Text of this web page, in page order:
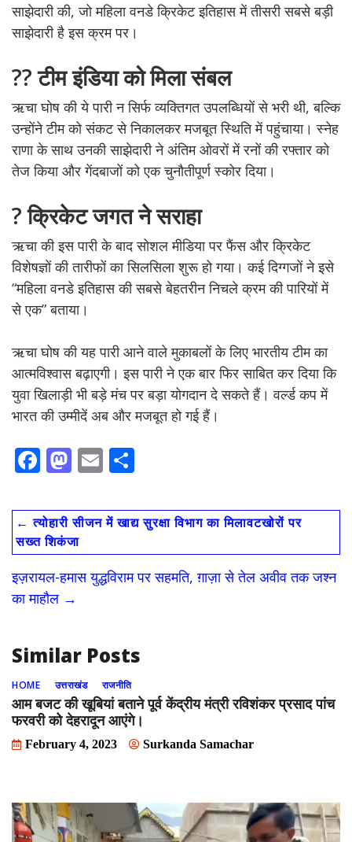
साझेदारी की, जो महिला वनडे क्रिकेट इतिहास में तीसरी सबसे बड़ी
साझेदारी है इस क्रम पर।
?? टीम इंडिया को मिला संबल
ऋचा घोष की ये पारी न सिर्फ व्यक्तिगत उपलब्धियों से भरी थी, बल्कि
उन्होंने टीम को संकट से निकालकर मजबूत स्थिति में पहुंचाया। स्नेह
राणा के साथ उनकी साझेदारी ने अंतिम ओवरों में रनों की रफ्तार को
तेज किया और गेंदबाजों को एक चुनौतीपूर्ण स्कोर दिया।
?️ क्रिकेट जगत ने सराहा
ऋचा की इस पारी के बाद सोशल मीडिया पर फैंस और क्रिकेट
विशेषज्ञों की तारीफों का सिलसिला शुरू हो गया। कई दिग्गजों ने इसे
“महिला वनडे इतिहास की सबसे बेहतरीन निचले क्रम की पारियों में
से एक” बताया।
ऋचा घोष की यह पारी आने वाले मुकाबलों के लिए भारतीय टीम का
आत्मविश्वास बढ़ाएगी। इस पारी ने एक बार फिर साबित कर दिया कि
युवा खिलाड़ी भी बड़े मंच पर बड़ा योगदान दे सकते हैं। वर्ल्ड कप में
भारत की उम्मीदें अब और मजबूत हो गई हैं।
F
e
b
o
o
k
M
to
d
o
n
E
ai
l
ar
e
← त्योहारी सीजन में खाद्य सुरक्षा विभाग का मिलावटखोरों पर
सख्त शिकंजा
इज़रायल-हमास युद्धविराम पर सहमति, ग़ाज़ा से तेल अवीव तक जश्न
का माहौल →
Similar Posts
HOME उत्तराखंड राजनीति
आम बजट की खूबियां बताने पूर्व केंद्रीय मंत्री रविशंकर प्रसाद पांच
फरवरी को देहरादून आएंगे।
February 4, 2023 Surkanda Samachar